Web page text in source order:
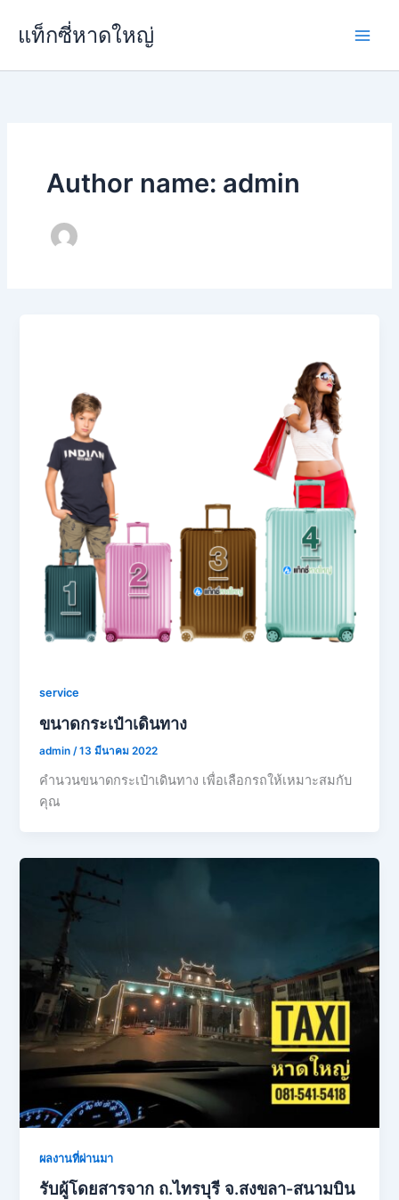
แท็กซี่หาดใหญ่
Author name: admin
service
ขนาดกระเป๋าเดินทาง
admin/13 มีนาคม 2022
คำนวนขนาดกระเป๋าเดินทาง เพื่อเลือกรถให้เหมาะสมกับ
คุณ
ผลงานที่ผ่านมา
รับผู้โดยสารจาก ถ.ไทรบุรี จ.สงขลา-สนามบิน